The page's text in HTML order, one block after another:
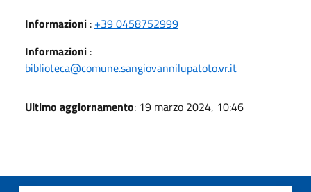
Informazioni : +39 0458752999
Informazioni :
biblioteca@comune.sangiovannilupatoto.vr.it
Ultimo aggiornamento: 19 marzo 2024, 10:46